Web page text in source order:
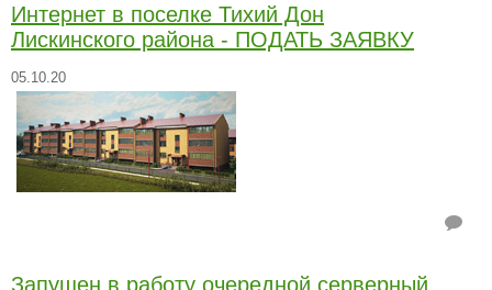
Интернет в поселке Тихий Дон
Лискинского района - ПОДАТЬ ЗАЯВКУ
05.10.20
Запущен в работу очередной серверный